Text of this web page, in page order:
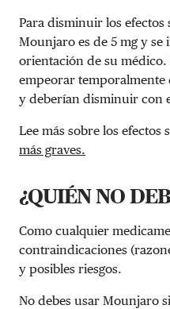
Para disminuir los
Mounjaro es de 5 mg y
orientación de su
empeorar temporalmente
y deberían disminuir con
Lee más sobre los efectos
más graves.
¿QUIÉN NO
Como cualquier
contraindicaciones
y posibles riesgos.
No debes usar Mounjaro